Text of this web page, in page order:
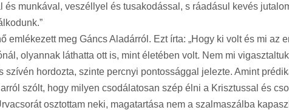
munkával, veszéllyel és tusakodással, s ráadásul kevés
meg Gáncs Aladárról. Ezt írta: „Hogy ki volt és mi az
olyannak láthatta ott is, mint életében volt. Nem mi
hordozta, szinte percnyi pontossággal jelezte. Amint
szólt, hogy milyen csodálatosan szép élni a Krisztussal és
osztottam neki, magatartása nem a szalmaszálba